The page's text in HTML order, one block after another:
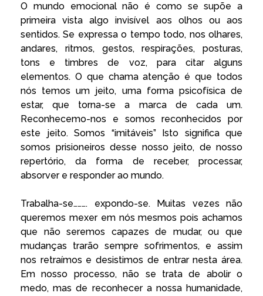
O mundo emocional não é como se supõe a
primeira vista algo invisível aos olhos ou aos
sentidos. Se expressa o tempo todo, nos olhares,
andares, ritmos, gestos, respirações, posturas,
tons e timbres de voz, para citar alguns
elementos. O que chama atenção é que todos
nós temos um jeito, uma forma psicofísica de
estar, que torna-se a marca de cada um.
Reconhecemo-nos e somos reconhecidos por
este jeito. Somos “imitáveis” Isto significa que
somos prisioneiros desse nosso jeito, de nosso
repertório, da forma de receber, processar,
absorver e responder ao mundo.
Trabalha-se………. expondo-se. Muitas vezes não
queremos mexer em nós mesmos pois achamos
que não seremos capazes de mudar, ou que
mudanças trarão sempre sofrimentos, e assim
nos retraímos e desistimos de entrar nesta área.
Em nosso processo, não se trata de abolir o
medo, mas de reconhecer a nossa humanidade,